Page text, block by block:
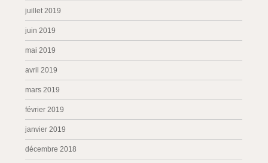
juillet 2019
juin 2019
mai 2019
avril 2019
mars 2019
février 2019
janvier 2019
décembre 2018